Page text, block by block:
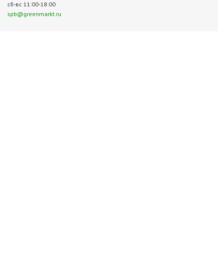
сб-вс 11:00-18:00
spb@greenmarkt.ru